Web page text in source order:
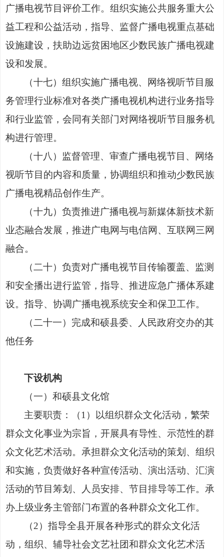
广播电视节目 评价工作。组织实施公共服务重大公
益工程和公益活动，指导、监督广播电视重点基础
设施建设，扶助边远贫困地区少数民族广播电视建
设和发展。
（十七）组织实施广播电视、网络视听节目服
务管理行业标准对各类广播电视机构进行业务指导
和行业监管，会同有关部门对网络视听节目服务机
构进行管理。
（十八 ） 监督管理、审查广播电视节目、网络
视听节目的内容和质量，协调组织和推动少数民族
广播电视精品创作生产。
（十九）负责推进广播电视与新媒体新技术新
业态融合发展，推进广电网与电信网、互联网三网
融合。
（二十）负责对广播电视节目传输覆盖、监测
和安全播出进行监管，指导、推进应急广播体系建
设。指导、协调广播电视系统安全和保卫工作。
（二十一） 完成和硕县委、人民政府交办的其
他任务
下设机构
（一）和硕县文化馆
主要职责：（1） 以组织群众文化活动，繁荣
群众文化事业为宗旨，开展具有导性、示范性的群
众文化艺术活动。承担群众文化活动的策划、组织
和实施，负责做好各种宣传活动、演出活动、汇演
活动的节目筹划、人员安排、节目排导等工作。承
办上级业务主管部门布置的各种群众文化工作。
（2）指导全县开展各种形式的群众文化活
动，组织、辅导社会文艺社团和群众文化艺术活